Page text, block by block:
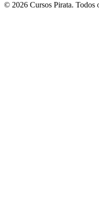
© 2026 Cursos Pirata. Todos